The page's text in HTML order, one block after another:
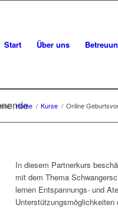
Start Über uns
Home / Kurse / Online
In diesem Partnerkurs
mit dem Thema
lernen Entspannungs- und